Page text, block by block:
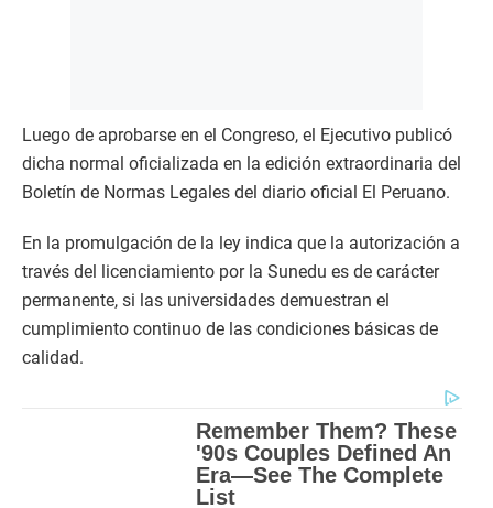
Luego de aprobarse en el Congreso, el Ejecutivo publicó
dicha normal oficializada en la edición extraordinaria del
Boletín de Normas Legales del diario oficial El Peruano.
En la promulgación de la ley indica que la autorización a
través del licenciamiento por la Sunedu es de carácter
permanente, si las universidades demuestran el
cumplimiento continuo de las condiciones básicas de
calidad.